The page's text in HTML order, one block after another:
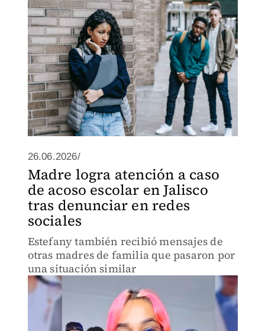
26.06.2026/
Madre logra atención a caso
de acoso escolar en Jalisco
tras denunciar en redes
sociales
Estefany también recibió mensajes de
otras madres de familia que pasaron por
una situación similar